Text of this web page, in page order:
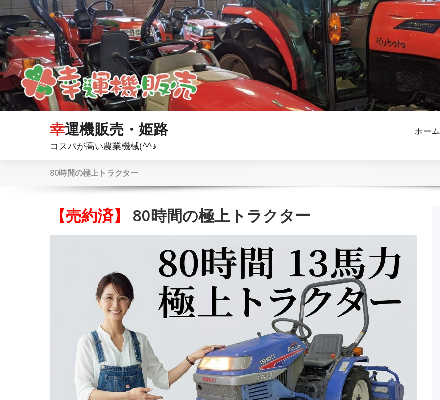
ン
テ
ン
ツ
へ
ス
キ
プ
幸運機販売・姫路
コスパが高い農業機械(^^♪
ホーム
80時間の極上トラクター
【売約済】 80時間の極上トラクター